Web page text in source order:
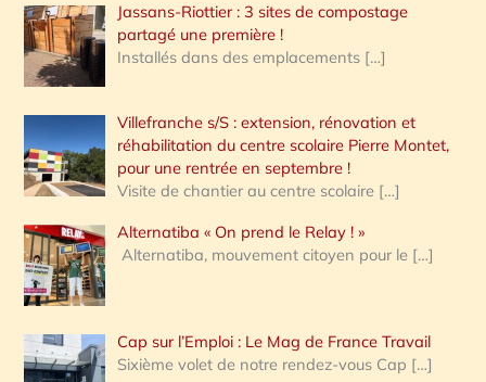
Jassans-Riottier : 3 sites de compostage
partagé une première !
Installés dans des emplacements […]
Villefranche s/S : extension, rénovation et
réhabilitation du centre scolaire Pierre Montet,
pour une rentrée en septembre !
Visite de chantier au centre scolaire […]
Alternatiba « On prend le Relay ! »
Alternatiba, mouvement citoyen pour le […]
Cap sur l’Emploi : Le Mag de France Travail
Sixième volet de notre rendez-vous Cap […]